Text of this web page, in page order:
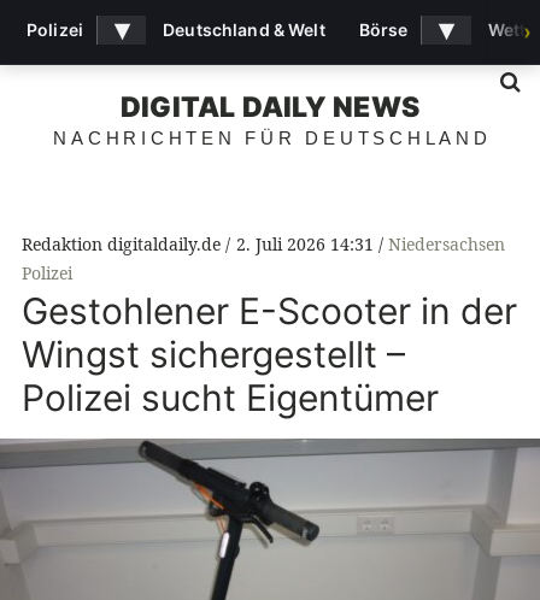
DIGITAL DAILY NEWS
NACHRICHTEN FÜR DEUTSCHLAND
Redaktion digitaldaily.de 2. Juli 2026 14:31
Niedersachsen
Polizei
Gestohlener E-Scooter in der
Wingst sichergestellt –
Polizei sucht Eigentümer
Polizei ▾ Deutschland & Welt Börse ▾ ›